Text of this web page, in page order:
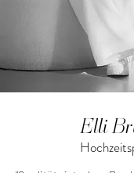
Elli